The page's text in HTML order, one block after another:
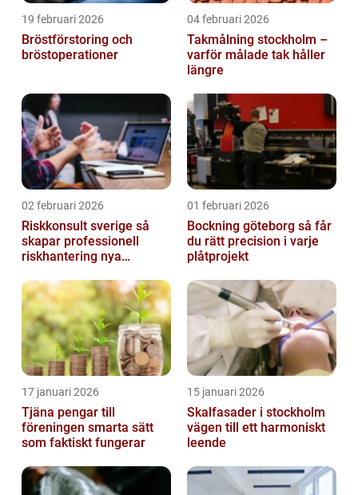
19 februari 2026
Bröstförstoring och
bröstoperationer
04 februari 2026
Takmålning stockholm –
varför målade tak håller
längre
02 februari 2026
Riskkonsult sverige så
skapar professionell
riskhantering nya
01 februari 2026
Bockning göteborg så får
du rätt precision i varje
plåtprojekt
17 januari 2026
Tjäna pengar till
föreningen smarta sätt
som faktiskt fungerar
15 januari 2026
Skalfasader i stockholm
vägen till ett harmoniskt
leende